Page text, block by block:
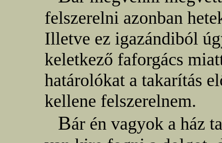
felszerelni azonban
Illetve ez igazándiból
keletkező faforgács
határolókat a takarítás
kellene felszerelnem.
Bár én vagyok a ház